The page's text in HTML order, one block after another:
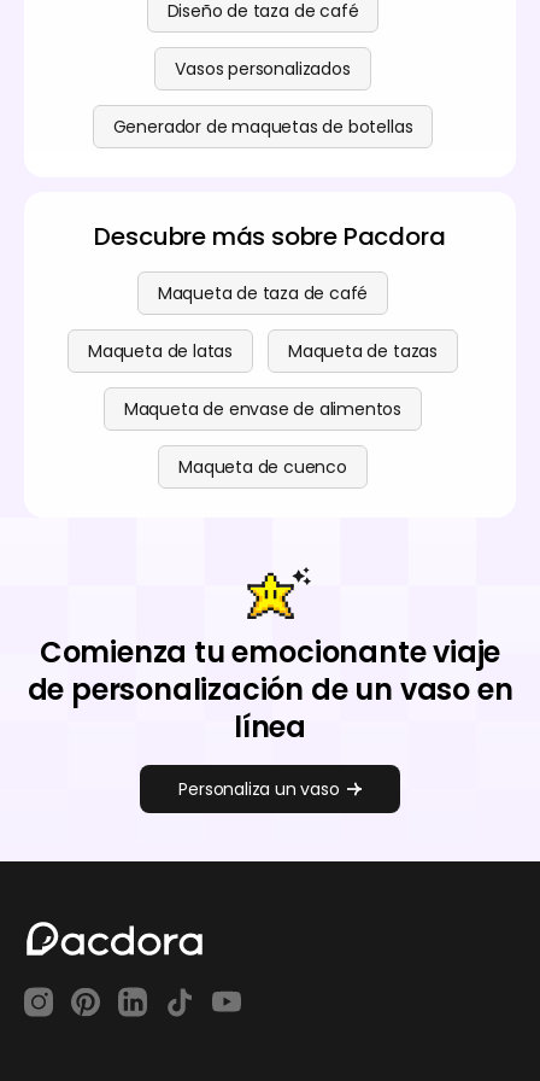
Diseño de taza de café
Vasos personalizados
Generador de maquetas de botellas
Descubre más sobre Pacdora
Maqueta de taza de café
Maqueta de latas Maqueta de tazas
Maqueta de envase de alimentos
Maqueta de cuenco
Comienza tu emocionante viaje
de personalización de un vaso en
línea
Personaliza un vaso